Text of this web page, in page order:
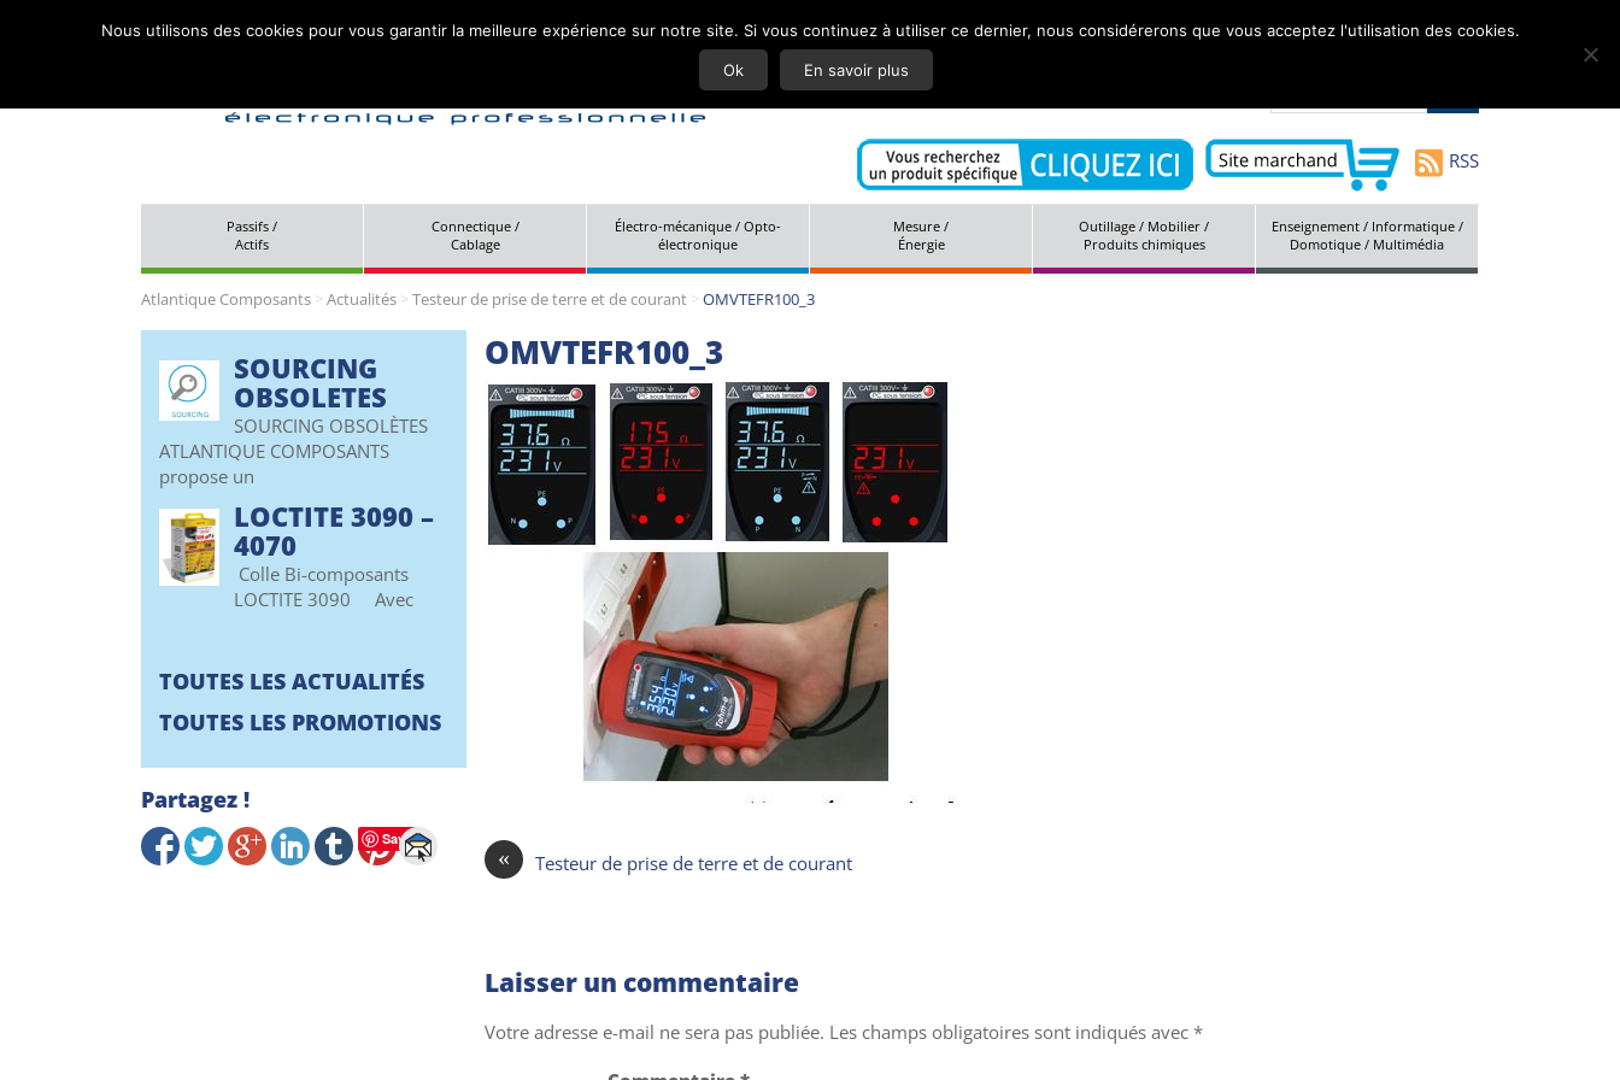
Actualités Marques Société Contact Plan du site
RSS
Passifs /
Actifs
Connectique /
Cablage
Électro-mécanique / Opto-
électronique
Mesure /
Énergie
Outillage / Mobilier /
Produits chimiques
Enseignement / Informatique /
Domotique / Multimédia
Atlantique Composants > Actualités > Testeur de prise de terre et de courant > OMVTEFR100_3
OMVTEFR100_3
« Testeur de prise de terre et de courant
Laisser un commentaire
Votre adresse e-mail ne sera pas publiée. Les champs obligatoires sont indiqués avec *
SOURCING
OBSOLETES
SOURCING OBSOLÈTES
ATLANTIQUE COMPOSANTS
propose un
LOCTITE 3090 –
4070
Colle Bi-composants
LOCTITE 3090 Avec
TOUTES LES ACTUALITÉS
TOUTES LES PROMOTIONS
Partagez !
Save
Nous utilisons des cookies pour vous garantir la meilleure expérience sur notre site. Si vous continuez à utiliser ce dernier, nous considérerons que vous acceptez l'utilisation des cookies.
Ok En savoir plus